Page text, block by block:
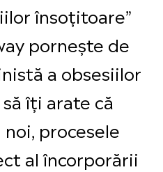
însoțitoare”
pornește de
a obsesiilor
îți arate că
procesele
al încorporării